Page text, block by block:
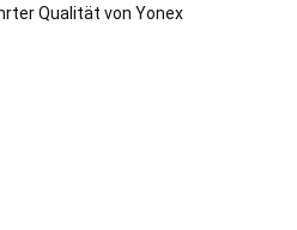
Qualität von Yonex